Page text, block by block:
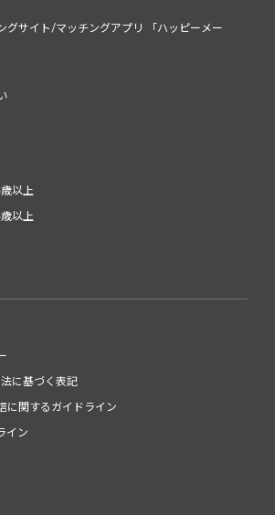
グサイト/マッチングアプリ 「ハッピーメー
以上
以上
に基づく表記
に関するガイドライン
イン